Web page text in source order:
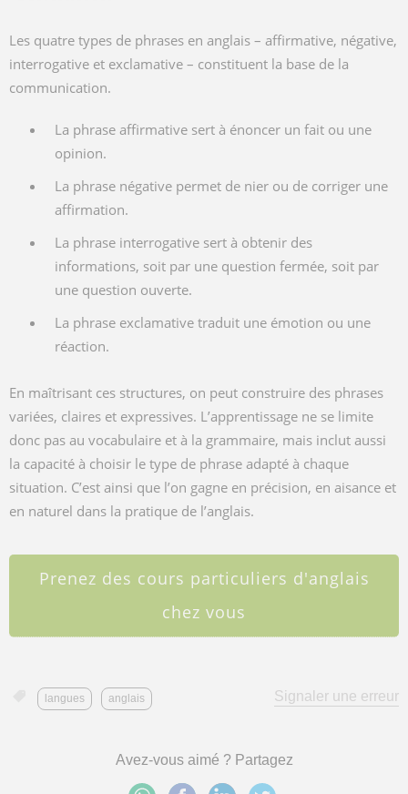
Les quatre types de phrases en anglais – affirmative, négative,
interrogative et exclamative – constituent la base de la
communication.
La phrase affirmative sert à énoncer un fait ou une
opinion.
La phrase négative permet de nier ou de corriger une
affirmation.
La phrase interrogative sert à obtenir des
informations, soit par une question fermée, soit par
une question ouverte.
La phrase exclamative traduit une émotion ou une
réaction.
En maîtrisant ces structures, on peut construire des phrases
variées, claires et expressives. L’apprentissage ne se limite
donc pas au vocabulaire et à la grammaire, mais inclut aussi
la capacité à choisir le type de phrase adapté à chaque
situation. C’est ainsi que l’on gagne en précision, en aisance et
en naturel dans la pratique de l’anglais.
Prenez des cours particuliers d'anglais
chez vous
langues anglais Signaler une erreur
Avez-vous aimé ? Partagez